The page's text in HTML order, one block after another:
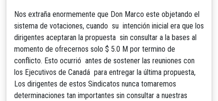
Nos extraña enormemente que Don Marco este objetando el
sistema de votaciones, cuando su intención inicial era que los
dirigentes aceptaran la propuesta sin consultar a la bases al
momento de ofrecernos solo $ 5.0 M por termino de
conflicto. Esto ocurrió antes de sostener las reuniones con
los Ejecutivos de Canadá para entregar la última propuesta,
Los dirigentes de estos Sindicatos nunca tomaremos
determinaciones tan importantes sin consultar a nuestras